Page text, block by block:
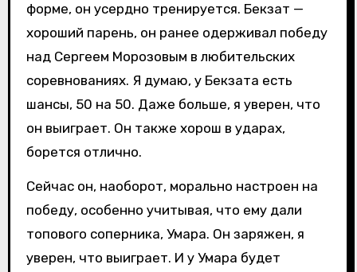
форме, он усердно тренируется. Бекзат —
хороший парень, он ранее одерживал победу
над Сергеем Морозовым в любительских
соревнованиях. Я думаю, у Бекзата есть
шансы, 50 на 50. Даже больше, я уверен, что
он выиграет. Он также хорош в ударах,
борется отлично.
Сейчас он, наоборот, морально настроен на
победу, особенно учитывая, что ему дали
топового соперника, Умара. Он заряжен, я
уверен, что выиграет. И у Умара будет